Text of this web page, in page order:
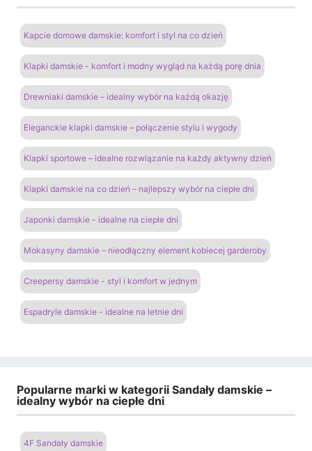
Kapcie domowe damskie: komfort i styl na co dzień
Klapki damskie - komfort i modny wygląd na każdą porę dnia
Drewniaki damskie – idealny wybór na każdą okazję
Eleganckie klapki damskie – połączenie stylu i wygody
Klapki sportowe – idealne rozwiązanie na każdy aktywny dzień
Klapki damskie na co dzień – najlepszy wybór na ciepłe dni
Japonki damskie - idealne na ciepłe dni
Mokasyny damskie – nieodłączny element kobiecej garderoby
Creepersy damskie - styl i komfort w jednym
Espadryle damskie - idealne na letnie dni
Popularne marki w kategorii Sandały damskie –
idealny wybór na ciepłe dni
4F Sandały damskie